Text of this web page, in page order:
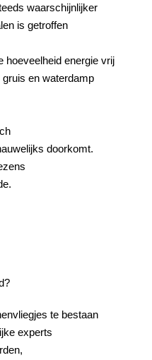
waarschijnlijker
is getroffen
hoeveelheid energie vrij
en waterdamp
doorkomt.
te bestaan
experts